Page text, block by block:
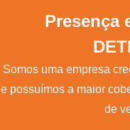
Presença
Somos uma empresa
e possuímos a maior
de